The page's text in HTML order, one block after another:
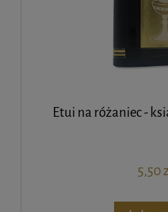
Etui na różaniec -
5,50